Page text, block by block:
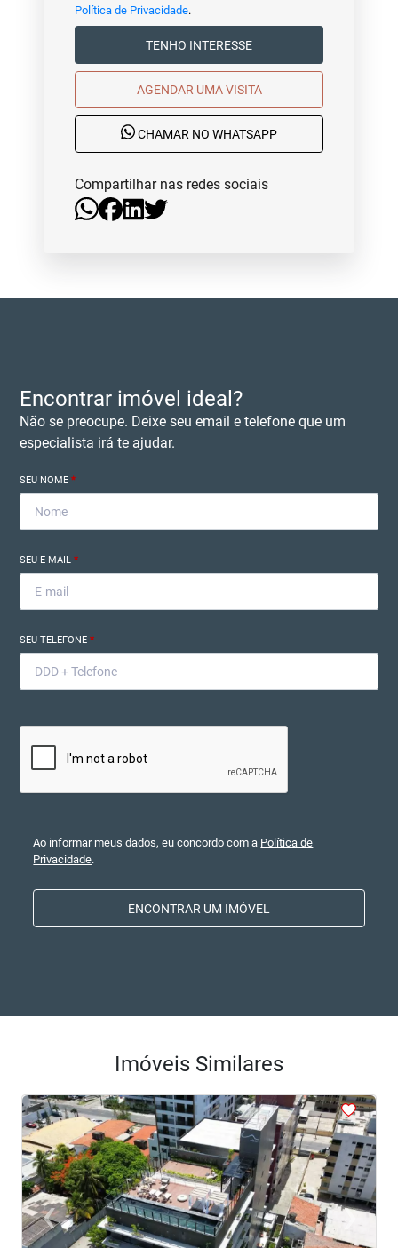
Política de Privacidade.
TENHO INTERESSE
AGENDAR UMA VISITA
CHAMAR NO WHATSAPP
Compartilhar nas redes sociais
Encontrar imóvel ideal?
Não se preocupe. Deixe seu email e telefone que um
especialista irá te ajudar.
SEU NOME*
SEU E-MAIL*
SEU TELEFONE*
Ao informar meus dados, eu concordo com a Política de
Privacidade.
ENCONTRAR UM IMÓVEL
Imóveis Similares
<<<<
‹Previous ›Next